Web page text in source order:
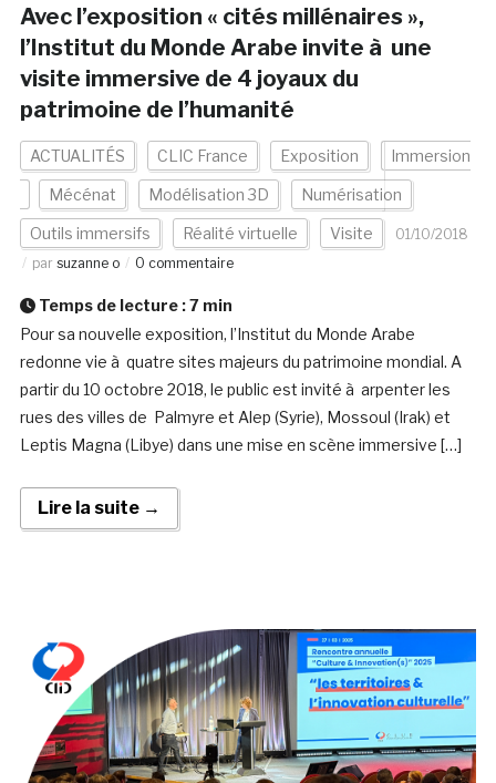
Avec l’exposition « cités millénaires »,
l’Institut du Monde Arabe invite à une
visite immersive de 4 joyaux du
patrimoine de l’humanité
ACTUALITÉS CLIC France Exposition Immersion
Mécénat Modélisation 3D Numérisation
Outils immersifs Réalité virtuelle Visite
01/10/2018
par suzanne o 0 commentaire
Temps de lecture :7 min
Pour sa nouvelle exposition, l’Institut du Monde Arabe
redonne vie à quatre sites majeurs du patrimoine mondial. A
partir du 10 octobre 2018, le public est invité à arpenter les
rues des villes de Palmyre et Alep (Syrie), Mossoul (Irak) et
Leptis Magna (Libye) dans une mise en scène immersive […]
Lire la suite →